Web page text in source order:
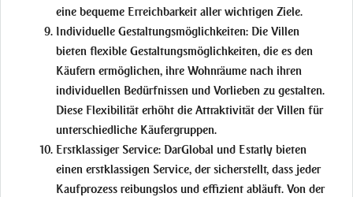
eine bequeme Erreichbarkeit aller wichtigen Ziele.
Individuelle Gestaltungsmöglichkeiten: Die Villen
bieten flexible Gestaltungsmöglichkeiten, die es den
Käufern ermöglichen, ihre Wohnräume nach ihren
individuellen Bedürfnissen und Vorlieben zu gestalten.
Diese Flexibilität erhöht die Attraktivität der Villen für
unterschiedliche Käufergruppen.
Erstklassiger Service: DarGlobal und Estatly bieten
einen erstklassigen Service, der sicherstellt, dass jeder
Kaufprozess reibungslos und effizient abläuft. Von der